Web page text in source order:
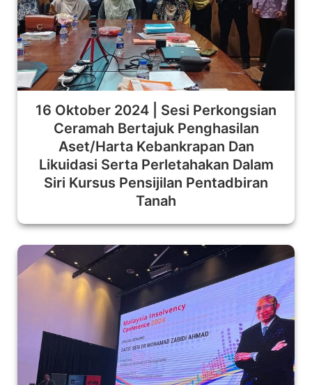
16 Oktober 2024 | Sesi Perkongsian
Ceramah Bertajuk Penghasilan
Aset/Harta Kebankrapan Dan
Likuidasi Serta Perletahakan Dalam
Siri Kursus Pensijilan Pentadbiran
Tanah